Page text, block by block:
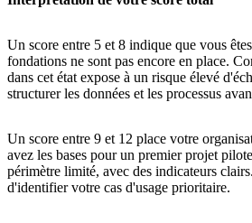
Un score entre 5 et 8 indique que vous
fondations ne sont pas encore en place.
dans cet état expose à un risque élevé
structurer les données et les processus
Un score entre 9 et 12 place votre
avez les bases pour un premier projet
périmètre limité, avec des indicateurs
d'identifier votre cas d'usage prioritaire.